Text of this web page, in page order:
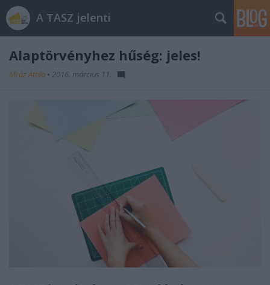
A TASZ jelenti
Alaptörvényhez hűség: jeles!
Mráz Attila • 2016. március 11.